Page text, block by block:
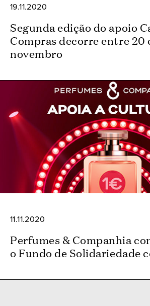
19.11.2020
Segunda edição do apoio
Compras decorre entre 20
novembro
11.11.2020
Perfumes & Companhia
o Fundo de Solidariedade